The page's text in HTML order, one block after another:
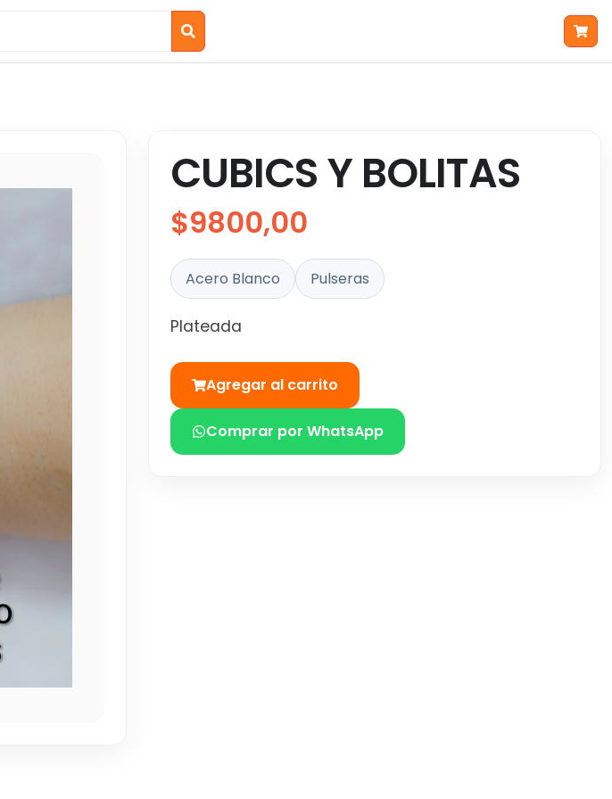
CUBICS Y BOLITAS
$9800,00
Acero Blanco Pulseras
Plateada
Agregar al carrito
Comprar por WhatsApp